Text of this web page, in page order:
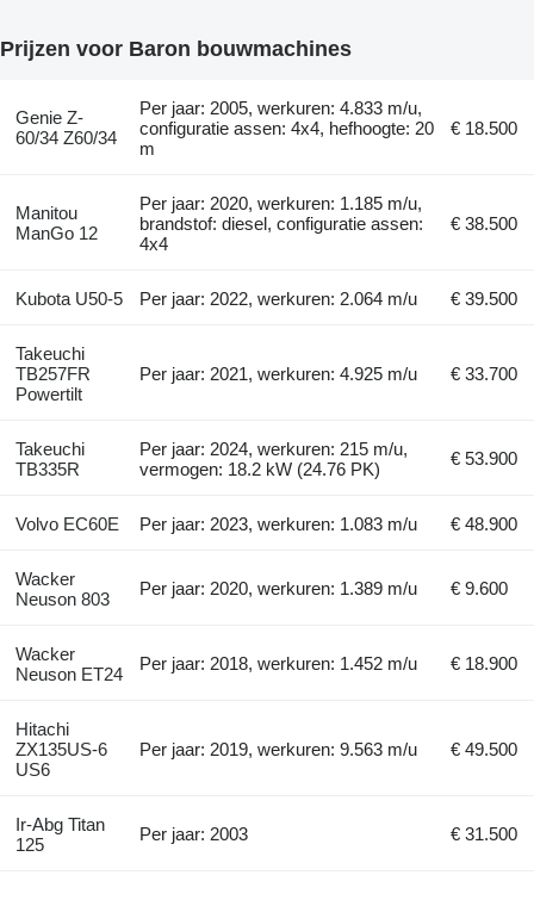
Prijzen voor Baron bouwmachines
Genie Z-
60/34 Z60/34
Per jaar: 2005, werkuren: 4.833 m/u,
configuratie assen: 4x4, hefhoogte: 20
m
€ 18.500
Manitou
ManGo 12
Per jaar: 2020, werkuren: 1.185 m/u,
brandstof: diesel, configuratie assen:
4x4
€ 38.500
Kubota U50-5 Per jaar: 2022, werkuren: 2.064 m/u € 39.500
Takeuchi
TB257FR
Powertilt
Per jaar: 2021, werkuren: 4.925 m/u € 33.700
Takeuchi
TB335R
Per jaar: 2024, werkuren: 215 m/u,
vermogen: 18.2 kW (24.76 PK)
€ 53.900
Volvo EC60E Per jaar: 2023, werkuren: 1.083 m/u € 48.900
Wacker
Neuson 803
Per jaar: 2020, werkuren: 1.389 m/u € 9.600
Wacker
Neuson ET24
Per jaar: 2018, werkuren: 1.452 m/u € 18.900
Hitachi
ZX135US-6
US6
Per jaar: 2019, werkuren: 9.563 m/u € 49.500
Ir-Abg Titan
125
Per jaar: 2003 € 31.500